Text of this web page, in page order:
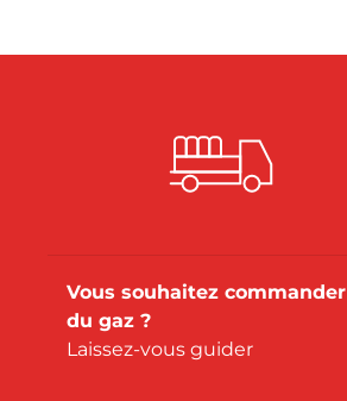
Vous souhaitez commander
du gaz ?
Laissez-vous guider